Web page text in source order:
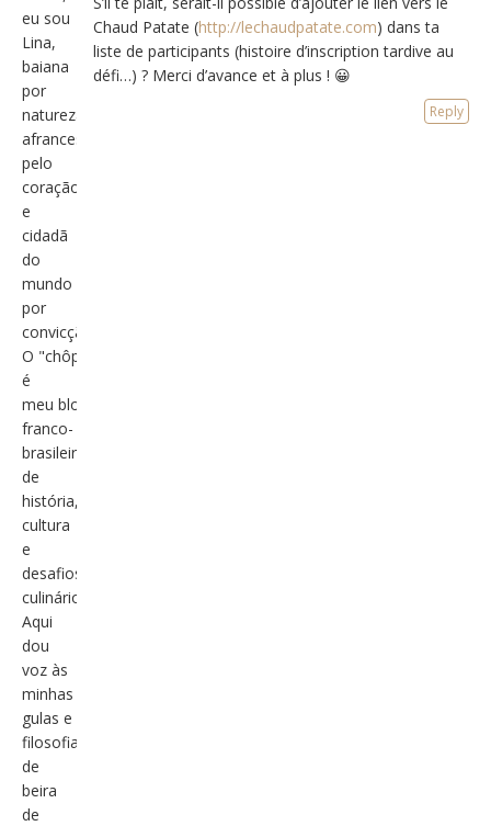
eu sou
Lina,
baiana
por
natureza,
afrancesada
pelo
coração
e
cidadã
do
mundo
por
convicção.
O "chôpatátt"
é
meu blog
franco-
brasileiro
de
história,
cultura
e
desafios
culinários.
Aqui
dou
voz às
minhas
gulas e
filosofias
de
beira
de
Chaud Patate (http://lechaudpatate.com) dans ta
liste de participants (histoire d’inscription tardive au
défi…) ? Merci d’avance et à plus ! 😀
Reply